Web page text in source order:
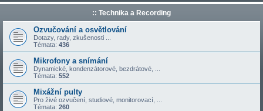
:: Technika a Recording
Ozvučování a osvětlování
Dotazy, rady, zkušenosti ...
Témata: 436
Mikrofony a snímání
Dynamické, kondenzátorové, bezdrátové, ...
Témata: 552
Mixážní pulty
Pro živé ozvučení, studiové, monitorovací, ...
Témata: 260